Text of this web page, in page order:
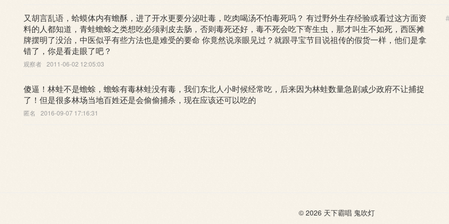
又胡言乱语，蛤蟆体内有蟾酥，进了开水更要分泌吐毒，吃肉喝汤不怕毒死吗？ 有过野外生存经验或看过这方面资
料的人都知道，青蛙蟾蜍之类想吃必须剥皮去肠，否则毒死还好，毒不死会吃下寄生虫，那才叫生不如死，西医摊
牌摆明了没治，中医似乎有些方法也是难受的要命 你竟然说亲眼见过？就跟寻宝节目说祖传的假货一样，他们是拿
错了，你是看走眼了吧？
观察者 2011-06-02 12:05:03
傻逼！林蛙不是蟾蜍，蟾蜍有毒林蛙没有毒，我们东北人小时候经常吃，后来因为林蛙数量急剧减少政府不让捕捉
了！但是很多林场当地百姓还是会偷偷捕杀，现在应该还可以吃的
匿名 2016-09-07 17:16:31
© 2026 天下霸唱 鬼吹灯